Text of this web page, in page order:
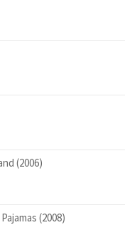
(2006)
(2008)